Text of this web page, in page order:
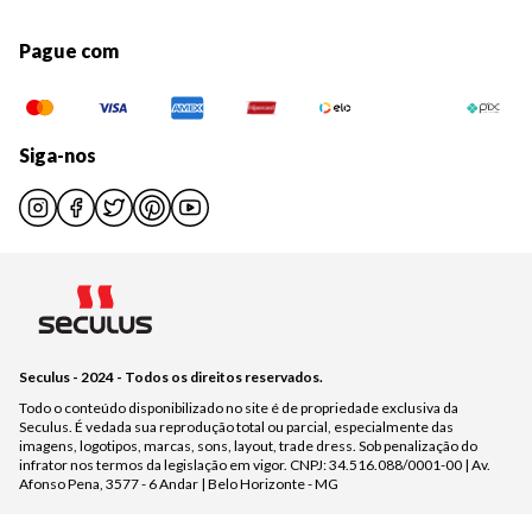
Pague com
Siga-nos
Seculus - 2024 - Todos os direitos reservados.
Todo o conteúdo disponibilizado no site é de propriedade exclusiva da
Seculus. É vedada sua reprodução total ou parcial, especialmente das
imagens, logotipos, marcas, sons, layout, trade dress. Sob penalização do
infrator nos termos da legislação em vigor. CNPJ: 34.516.088/0001-00 | Av.
Afonso Pena, 3577 - 6 Andar | Belo Horizonte - MG